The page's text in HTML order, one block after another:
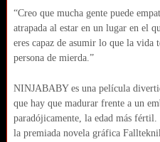
“Creo que mucha gente puede
atrapada al estar en un lugar en el
eres capaz de asumir lo que la vida
persona de mierda.”
NINJABABY es una película
que hay que madurar frente a un
paradójicamente, la edad más
la premiada novela gráfica